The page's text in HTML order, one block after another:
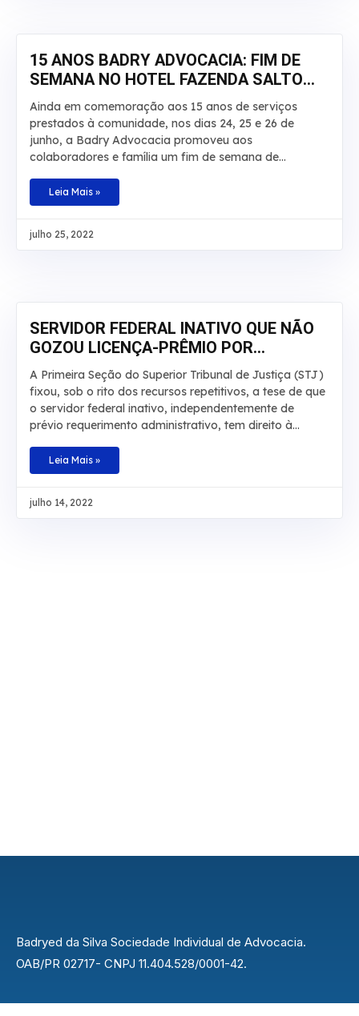
15 ANOS BADRY ADVOCACIA: FIM DE
SEMANA NO HOTEL FAZENDA SALTO
BANDEIRANTES
Ainda em comemoração aos 15 anos de serviços
prestados à comunidade, nos dias 24, 25 e 26 de
junho, a Badry Advocacia promoveu aos
colaboradores e família um fim de semana de
Bandeirantes, em Santa Fé, Paraná. Na ocasião,
haviam atividades para todos os gostos: tirolesa,
escalada, hidroginástica e piscinas. A ideia foi
natureza em companhia da família
Leia Mais »
julho 25, 2022
SERVIDOR FEDERAL INATIVO QUE NÃO
GOZOU LICENÇA-PRÊMIO POR
QUALQUER MOTIVO DEVE RECEBER EM
DINHEIRO
A Primeira Seção do Superior Tribunal de Justiça (STJ)
fixou, sob o rito dos recursos repetitivos, a tese de que
o servidor federal inativo, independentemente de
prévio requerimento administrativo, tem direito à
usufruída durante a atividade funcional nem contada
em dobro para a aposentadoria, sob pena de
redação original do artigo 87, parágrafo 2º, da Lei
Leia Mais »
julho 14, 2022
Badryed da Silva Sociedade Individual de Advocacia.
OAB/PR 02717- CNPJ 11.404.528/0001-42.